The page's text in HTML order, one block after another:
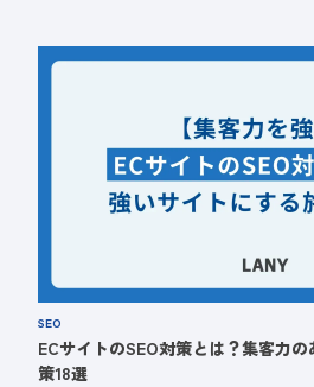
SEO
ECサイトのSEO対策とは？集客力
策18選